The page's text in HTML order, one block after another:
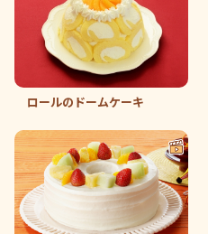
ロールのドームケーキ